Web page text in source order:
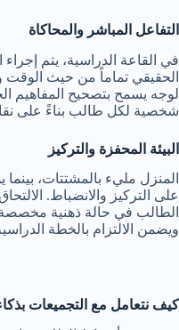
التفاعل المباشر والمحاكاة
في القاعة الدراسية، يتم إجراء
الحقيقي تماماً من حيث
لوجه يسمح بتصحيح المفاهيم
شخصية لكل طالب بناءً على
البيئة المحفزة والتركيز
المنزل مليء بالمشتتات،
على التركيز والانضباط.
الطالب في حالة ذهنية مخصصة
ويضمن الالتزام بالخطة
كيف نتعامل مع التجميعات